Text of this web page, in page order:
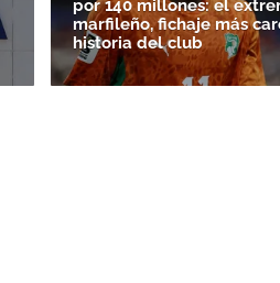
por 140 millones: el
marfileño, fichaje más
historia del club